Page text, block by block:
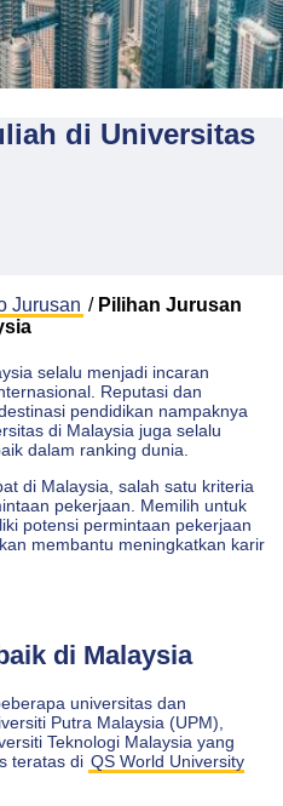
di Universitas
Jurusan / Pilihan Jurusan
selalu menjadi incaran
Reputasi dan
pendidikan nampaknya
di Malaysia juga selalu
dalam ranking dunia.
di Malaysia, salah satu kriteria
pekerjaan. Memilih untuk
potensi permintaan pekerjaan
membantu meningkatkan karir
di Malaysia
universitas dan
Putra Malaysia (UPM),
Teknologi Malaysia yang
teratas di QS World University